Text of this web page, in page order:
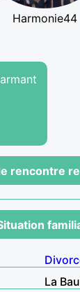
Harmonie44
rencontre
La